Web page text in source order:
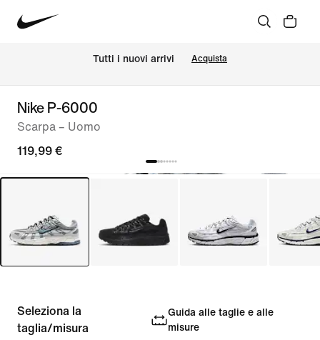
Tutti i nuovi arrivi Acquista
Nike P-6000
Scarpa – Uomo
119,99 €
Seleziona la
taglia/misura
Guida alle taglie e alle
misure